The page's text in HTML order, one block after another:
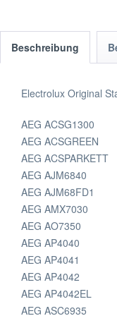
Beschreibung
Electrolux Original
AEG ACSG1300
AEG ACSGREEN
AEG ACSPARKETT
AEG AJM6840
AEG AJM68FD1
AEG AMX7030
AEG AO7350
AEG AP4040
AEG AP4041
AEG AP4042
AEG AP4042EL
AEG ASC6935